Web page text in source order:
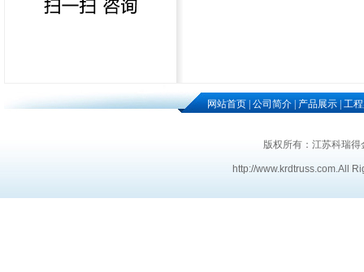
网站首页|公司简介|产品展示|工
版权所有：江苏科瑞
http://www.krdtruss.com.All